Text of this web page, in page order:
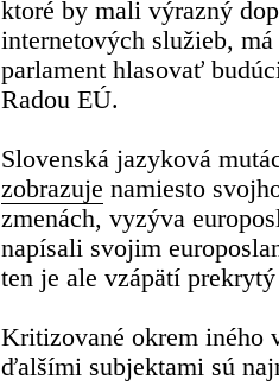
ktoré by mali výrazný
internetových služieb,
parlament hlasovať
Radou EÚ.
Slovenská jazyková
zobrazuje namiesto
zmenách, vyzýva
napísali svojim
ten je ale vzápätí
Kritizované okrem iného
ďalšími subjektami sú